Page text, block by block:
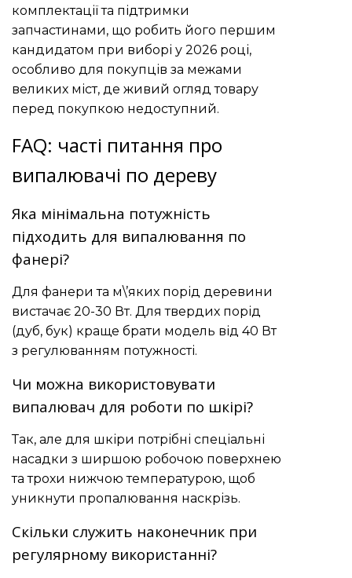
комплектації та підтримки
запчастинами, що робить його першим
кандидатом при виборі у 2026 році,
особливо для покупців за межами
великих міст, де живий огляд товару
перед покупкою недоступний.
FAQ: часті питання про
випалювачі по дереву
Яка мінімальна потужність
підходить для випалювання по
фанері?
Для фанери та м\’яких порід деревини
вистачає 20-30 Вт. Для твердих порід
(дуб, бук) краще брати модель від 40 Вт
з регулюванням потужності.
Чи можна використовувати
випалювач для роботи по шкірі?
Так, але для шкіри потрібні спеціальні
насадки з ширшою робочою поверхнею
та трохи нижчою температурою, щоб
уникнути пропалювання наскрізь.
Скільки служить наконечник при
регулярному використанні?